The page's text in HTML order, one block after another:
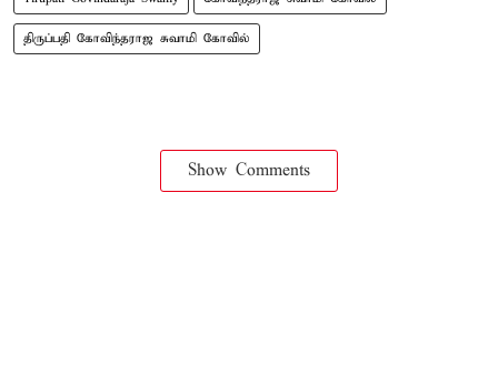
திருப்பதி கோவிந்தராஜ சுவாமி கோவில்
Show Comments